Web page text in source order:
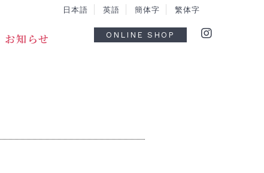
お知らせ ONLINE SHOP
日本語 英語 簡体字 繁体字